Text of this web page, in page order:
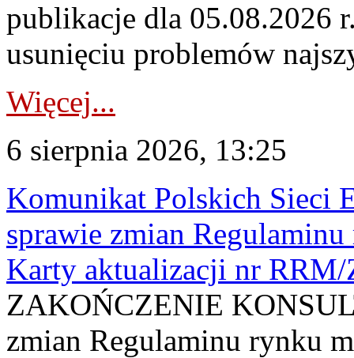
publikacje dla 05.08.2026
usunięciu problemów
Więcej...
6 sierpnia 2026, 13:25
Komunikat Polskich Sieci
sprawie zmian
Karty aktualizacji nr
ZAKOŃCZENIE
zmian Regulaminu rynku